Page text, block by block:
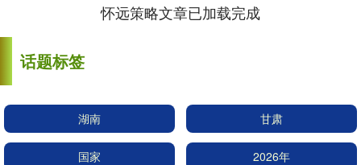
怀远策略文章已加载完成
话题标签
湖南 甘肃
国家 2026年